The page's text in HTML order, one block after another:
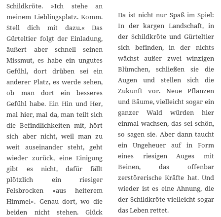
Schildkröte. »Ich stehe an
meinem Lieblingsplatz. Komm.
Stell dich mit dazu.« Das
Gürteltier folgt der Einladung,
äußert aber schnell seinen
Missmut, es habe ein ungutes
Gefühl, dort drüben sei ein
anderer Platz, es werde sehen,
ob man dort ein besseres
Gefühl habe. Ein Hin und Her,
mal hier, mal da, man teilt sich
die Befindlichkeiten mit, hört
sich aber nicht, weil man zu
weit auseinander steht, geht
wieder zurück, eine Einigung
gibt es nicht, dafür fällt
plötzlich ein riesiger
Felsbrocken »aus heiterem
Himmel«. Genau dort, wo die
beiden nicht stehen. Glück
Da ist nicht nur Spaß im Spiel:
In der kargen Landschaft, in
der Schildkröte und Gürteltier
sich befinden, in der nichts
wächst außer zwei winzigen
Blümchen, schließen sie die
Augen und stellen sich die
Zukunft vor. Neue Pflanzen
und Bäume, vielleicht sogar ein
ganzer Wald würden hier
einmal wachsen, das sei schön,
so sagen sie. Aber dann taucht
ein Ungeheuer auf in Form
eines riesigen Auges mit
Beinen, das offenbar
zerstörerische Kräfte hat. Und
wieder ist es eine Ahnung, die
der Schildkröte vielleicht sogar
das Leben rettet.